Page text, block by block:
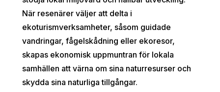
När resenärer väljer att delta i
ekoturismverksamheter, såsom guidade
vandringar, fågelskådning eller ekoresor,
skapas ekonomisk uppmuntran för lokala
samhällen att värna om sina naturresurser och
skydda sina naturliga tillgångar.